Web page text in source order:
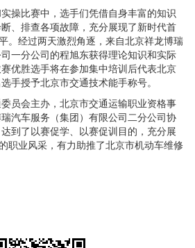
操比赛中，选手们凭借自身丰富的知识
、排查各项故障，充分展现了新时代首
。经过两天激烈角逐，来自北京祥龙博瑞
一分公司的程旭东获得理论知识和实际
优胜选手将在参加集中培训后代表北京
手授予北京市交通技术能手称号。
员会主办，北京市交通运输职业资格事
汽车服务（集团）有限公司二分公司协
到了以赛促学、以赛促训目的，充分展
职业风采，有力助推了北京市机动车维修